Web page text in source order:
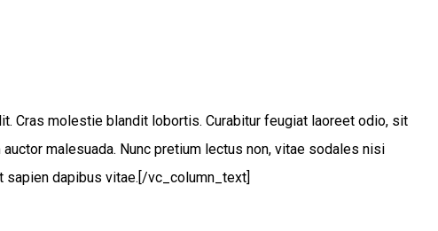
Cras molestie blandit lobortis. Curabitur feugiat laoreet odio, sit
malesuada. Nunc pretium lectus non, vitae sodales nisi
dapibus vitae.[/vc_column_text]